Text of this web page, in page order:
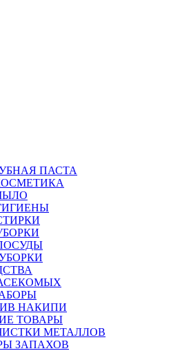
ПАСТА
НАКИПИ
ТОВАРЫ
МЕТАЛЛОВ
ЗАПАХОВ